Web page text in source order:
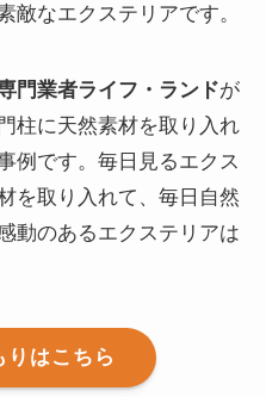
敵なエクステリアです。
門業者ライフ・ランドが
柱に天然素材を取り入れ
例です。毎日見るエクス
を取り入れて、毎日自然
動のあるエクステリアは
りはこちら